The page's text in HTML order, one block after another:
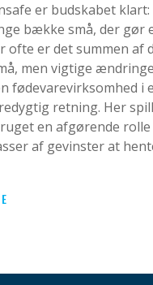
er budskabet
bække små, der gør
ofte er det summen af
men vigtige
fødevarevirksomhed i
retning. Her
en afgørende
af gevinster at